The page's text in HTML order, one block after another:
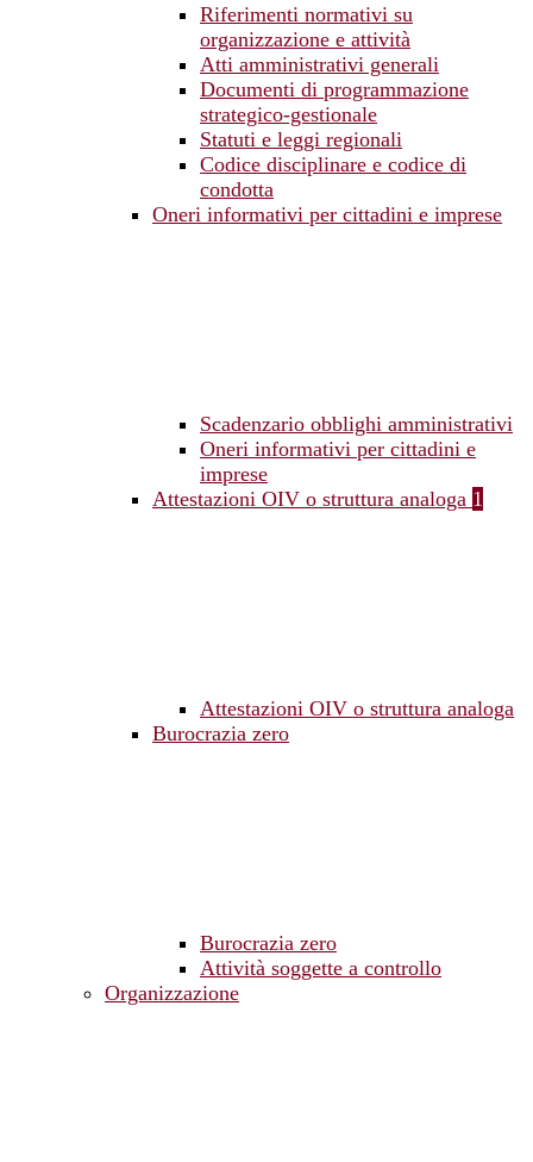
Riferimenti normativi su
organizzazione e attività
Atti amministrativi generali
Documenti di programmazione
strategico-gestionale
Statuti e leggi regionali
Codice disciplinare e codice di
condotta
Oneri informativi per cittadini e imprese
Scadenzario obblighi amministrativi
Oneri informativi per cittadini e
imprese
Attestazioni OIV o struttura analoga 1
Attestazioni OIV o struttura analoga
Burocrazia zero
Burocrazia zero
Attività soggette a controllo
Organizzazione